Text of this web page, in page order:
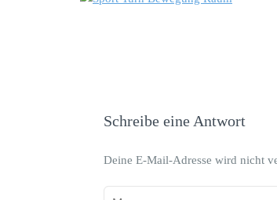
Schreibe eine Antwort
Deine E-Mail-Adresse wird nicht